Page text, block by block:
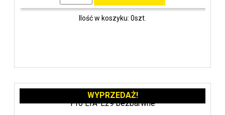
Ilość w koszyku: 0szt.
WYPRZEDAŻ!